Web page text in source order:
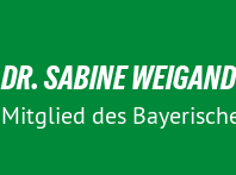
DR. SABINE WEIGAND
Mitglied des